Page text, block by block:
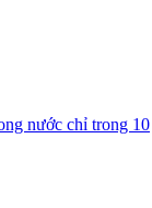
nước chỉ trong 10